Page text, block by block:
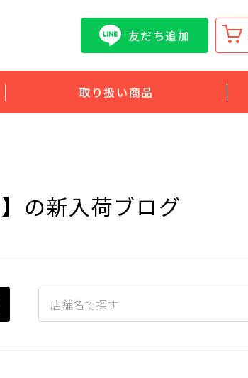
友だち追加
取り扱い商品
】の新入荷ブログ